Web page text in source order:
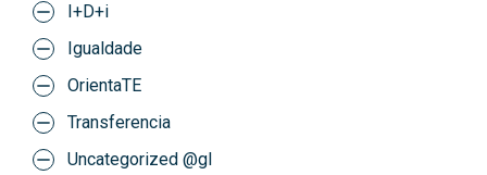
I+D+i
Igualdade
OrientaTE
Transferencia
Uncategorized @gl